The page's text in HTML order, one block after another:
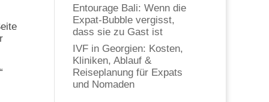
Entourage Bali: Wenn die
Expat-Bubble vergisst,
dass sie zu Gast ist
IVF in Georgien: Kosten,
Kliniken, Ablauf &
Reiseplanung für Expats
und Nomaden